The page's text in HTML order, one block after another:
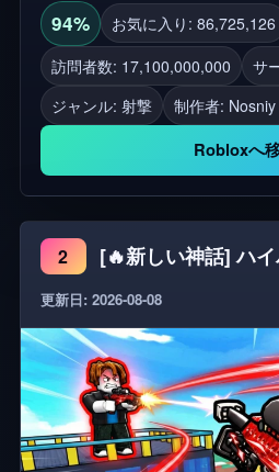
ノートをチェックして、すべ
ださい！ 🎉 🔫 デュエルパッドを踏んで誰かに挑戦
しよう！ 🔑 鍵を獲得して新し
ンロックしましょう！ 📜 契約を完了して限定報酬
をアンロックしよう！ 🏆 連続
ダーボードを登ろう！ 🎮 デスクトップ、携帯電
話、タブレット、XBOX、
す！ 💜 グループに「いいね
定報酬がもらえます！ ⚠️ 警告：不正行為者は二度
とチャンスを与えられず永久
ます。また、バグを悪用した
使用したりすることは禁止されて
ベストシューター体験！
94%
お気に入り: 86,725,126
訪問者数: 17,100,000,000
サ
ジャンル: 射撃
制作者:
Robloxへ
2 [🔥新しい神話] ハ
更新日: 2026-08-08